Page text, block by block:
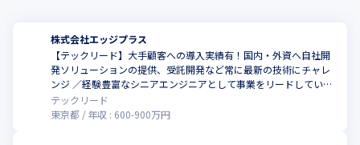
株式会社エッジプラス
【テックリード】大手顧客への導入実績有！国内・外資へ自社開
発ソリューションの提供、受託開発など常に最新の技術にチャレ
ンジ ／経験豊富なシニアエンジニアとして事業をリードしていた
だけませんか？
テックリード
東京都
年収 : 600-900万円